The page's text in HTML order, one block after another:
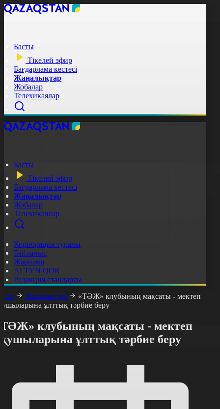
Басты
Тікелей эфир
Бағдарлама кестесі
Жаңалықтар
Жобалар
Телехикаялар
Басты
Тікелей эфир
Бағдарлама кестесі
Жаңалықтар
Жобалар
Телехикаялар
Корпорация туралы
Байланыс
Жарнама
ALTYN QOR
Редакция стандарты
Жаңалықтар
«ТӘЖ» клубының мақсаты - мектеп
ұлттық тәрбие беру
клубының мақсаты - мектеп
ұлттық тәрбие беру